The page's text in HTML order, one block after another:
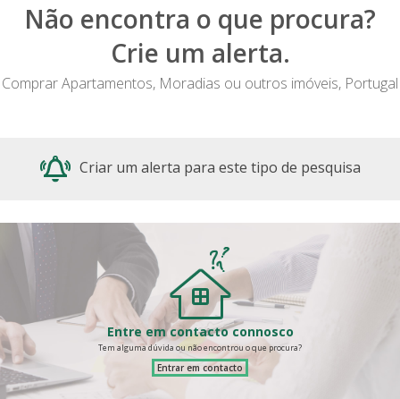
Não encontra o que procura?
Crie um alerta.
Comprar Apartamentos, Moradias ou outros imóveis, Portugal
Criar um alerta para este tipo de pesquisa
Entre em contacto connosco
Tem alguma dúvida ou não encontrou o que procura?
Entrar em contacto